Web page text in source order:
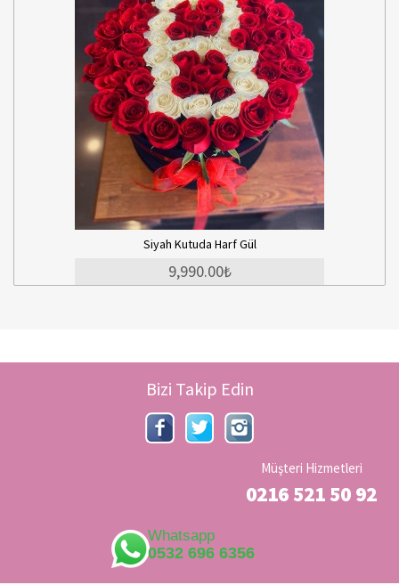
Siyah Kutuda Harf Gül
9,990.00₺
Bizi Takip Edin
Müşteri Hizmetleri
0216 521 50 92
Whatsapp
0532 696 6356